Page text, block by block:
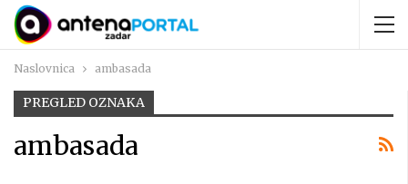
Naslovnica ambasada
PREGLED OZNAKA
ambasada